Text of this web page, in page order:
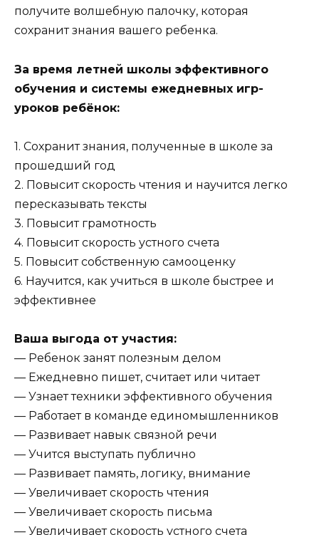
получите волшебную палочку, которая
сохранит знания вашего ребенка.
За время летней школы эффективного
обучения и системы ежедневных игр-
уроков ребёнок:
1. Сохранит знания, полученные в школе за
прошедший год
2. Повысит скорость чтения и научится легко
пересказывать тексты
3. Повысит грамотность
4. Повысит скорость устного счета
5. Повысит собственную самооценку
6. Научится, как учиться в школе быстрее и
эффективнее
Ваша выгода от участия:
— Ребенок занят полезным делом
— Ежедневно пишет, считает или читает
— Узнает техники эффективного обучения
— Работает в команде единомышленников
— Развивает навык связной речи
— Учится выступать публично
— Развивает память, логику, внимание
— Увеличивает скорость чтения
— Увеличивает скорость письма
— Увеличивает скорость устного счета